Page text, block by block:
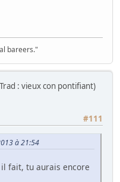
bareers."
: vieux con pontifiant)
#111
à 21:54
fait, tu aurais encore